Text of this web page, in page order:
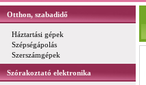
Otthon, szabadidő
Háztartási gépek
Szépségápolás
Szerszámgépek
Szórakoztató elektronika